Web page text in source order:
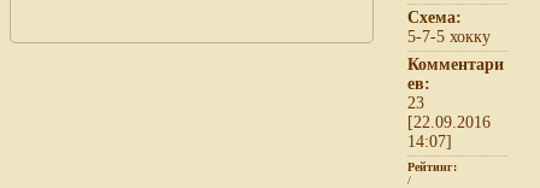
Схема:
5-7-5 хокку
Комментари
ев:
23
[22.09.2016
14:07]
Рейтинг:
/